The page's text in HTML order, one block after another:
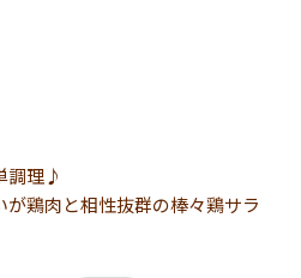
調理♪
鶏肉と相性抜群の棒々鶏サラ